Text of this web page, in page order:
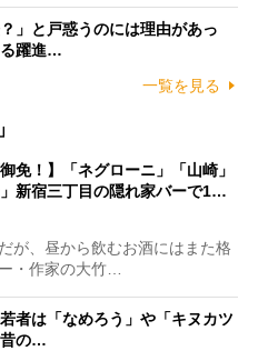
」と戸惑うのには理由があっ
躍進…
一覧を見る
免！】「ネグローニ」「山崎」
」新宿三丁目の隠れ家バーで1…
が、昼から飲むお酒にはまた格
・作家の大竹…
者は「なめろう」や「キヌカツ
の…